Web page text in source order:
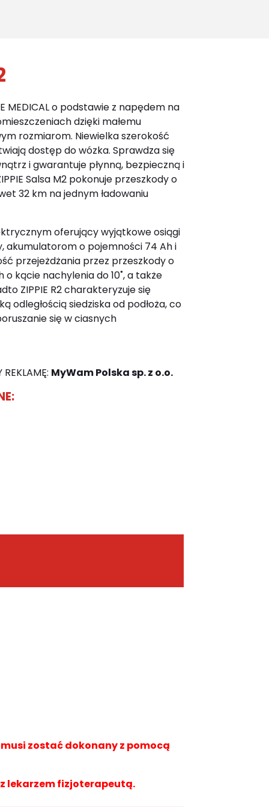
MEDICAL o podstawie z napędem na
dzięki małemu
rozmiarom. Niewielka szerokość
dostęp do wózka. Sprawdza się
i gwarantuje płynną, bezpieczną i
Salsa M2 pokonuje przeszkody o
32 km na jednym ładowaniu
oferujący wyjątkowe osiągi
akumulatorom o pojemności 74 Ah i
przejeżdżania przez przeszkody o
kącie nachylenia do 10˚, a także
ZIPPIE R2 charakteryzuje się
odległością siedziska od podłoża, co
się w ciasnych
MyWam Polska sp. z o.o.
zostać dokonany z pomocą
lekarzem fizjoterapeutą.